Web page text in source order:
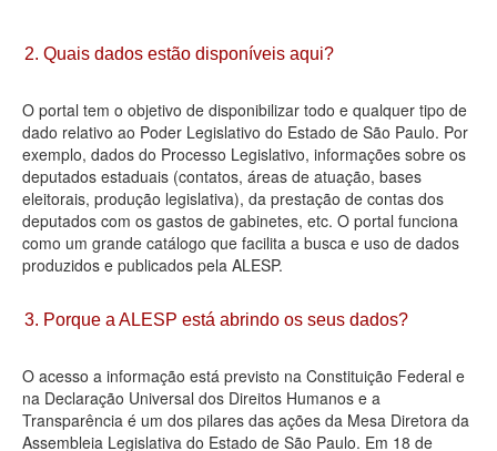
Agenda
Perguntas frequentes
Contato
2. Quais dados estão disponíveis aqui?
O portal tem o objetivo de disponibilizar todo e qualquer tipo de
dado relativo ao Poder Legislativo do Estado de São Paulo. Por
exemplo, dados do Processo Legislativo, informações sobre os
deputados estaduais (contatos, áreas de atuação, bases
eleitorais, produção legislativa), da prestação de contas dos
deputados com os gastos de gabinetes, etc. O portal funciona
como um grande catálogo que facilita a busca e uso de dados
produzidos e publicados pela ALESP.
3. Porque a ALESP está abrindo os seus dados?
O acesso a informação está previsto na Constituição Federal e
na Declaração Universal dos Direitos Humanos e a
Transparência é um dos pilares das ações da Mesa Diretora da
Assembleia Legislativa do Estado de São Paulo. Em 18 de